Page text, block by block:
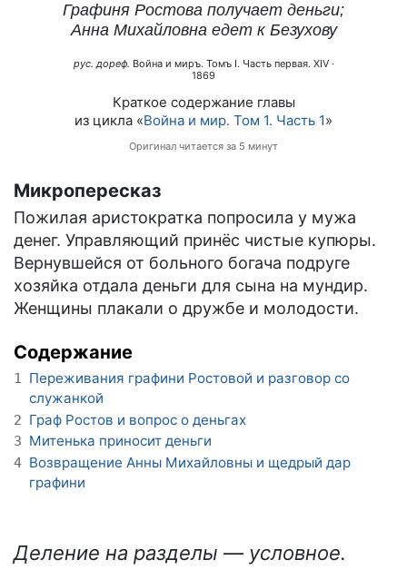
Графиня Ростова получает деньги;
Анна Михайловна едет к Безухову
рус. дореф. Война и миръ. Томъ I. Часть первая. XIV·
1869
Краткое содержание главы
из цикла «Война и мир. Том 1. Часть 1»
Оригинал читается за 5 минут
Микропересказ
Пожилая аристократка попросила у мужа
денег. Управляющий принёс чистые купюры.
Вернувшейся от больного богача подруге
хозяйка отдала деньги для сына на мундир.
Женщины плакали о дружбе и молодости.
Содержание
1 Переживания графини Ростовой и разговор со
служанкой
2 Граф Ростов и вопрос о деньгах
3 Митенька приносит деньги
4 Возвращение Анны Михайловны и щедрый дар
графини
Деление на разделы — условное.